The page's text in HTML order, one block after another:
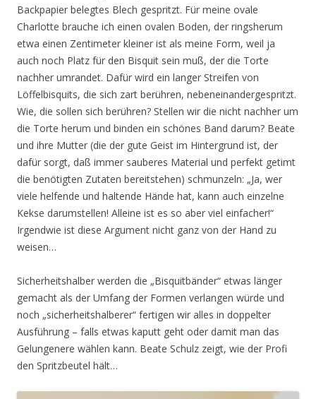
Backpapier belegtes Blech gespritzt. Für meine ovale
Charlotte brauche ich einen ovalen Boden, der ringsherum
etwa einen Zentimeter kleiner ist als meine Form, weil ja
auch noch Platz für den Bisquit sein muß, der die Torte
nachher umrandet. Dafür wird ein langer Streifen von
Löffelbisquits, die sich zart berühren, nebeneinandergespritzt.
Wie, die sollen sich berühren? Stellen wir die nicht nachher um
die Torte herum und binden ein schönes Band darum? Beate
und ihre Mutter (die der gute Geist im Hintergrund ist, der
dafür sorgt, daß immer sauberes Material und perfekt getimt
die benötigten Zutaten bereitstehen) schmunzeln: „Ja, wer
viele helfende und haltende Hände hat, kann auch einzelne
Kekse darumstellen! Alleine ist es so aber viel einfacher!“
Irgendwie ist diese Argument nicht ganz von der Hand zu
weisen…
Sicherheitshalber werden die „Bisquitbänder“ etwas länger
gemacht als der Umfang der Formen verlangen würde und
noch „sicherheitshalberer“ fertigen wir alles in doppelter
Ausführung – falls etwas kaputt geht oder damit man das
Gelungenere wählen kann. Beate Schulz zeigt, wie der Profi
den Spritzbeutel hält…